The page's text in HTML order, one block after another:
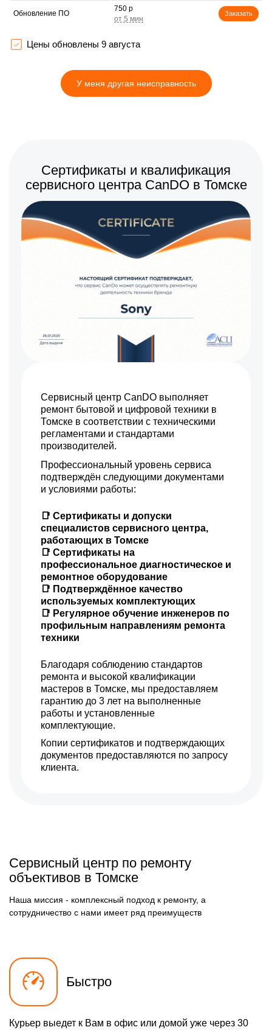
Обновление ПО
750 р
Заказать
Замена корпуса
Замена узла диафрагмы
1200 р
Ремонт узла автофокуса Заказать
Замена переходных
1200 р
Устранение механических
повреждений
Заказать
Ремонт электроники Заказать
800 р
Протяжка соединений
трансфокатора
1150 р
900 р
Цены обновлены 9 августа
У меня другая неисправность
Сертификаты и квалификация
сервисного центра CanDO в Томске
Сервисный центр CanDO выполняет
ремонт бытовой и цифровой техники в
Томске в соответствии с техническими
регламентами и стандартами
производителей.
Профессиональный уровень сервиса
подтверждён следующими документами
и условиями работы:
📑 Сертификаты и допуски
специалистов сервисного центра,
работающих в Томске
📑 Сертификаты на
профессиональное диагностическое и
ремонтное оборудование
📑 Подтверждённое качество
используемых комплектующих
📑 Регулярное обучение инженеров по
профильным направлениям ремонта
техники
Благодаря соблюдению стандартов
ремонта и высокой квалификации
мастеров в Томске, мы предоставляем
гарантию до 3 лет на выполненные
работы и установленные
комплектующие.
Копии сертификатов и подтверждающих
документов предоставляются по запросу
клиента.
Сервисный центр по ремонту
объективов в Томске
Наша миссия - комплексный подход к ремонту, а
сотрудничество с нами имеет ряд преимуществ
Быстро
Курьер выедет к Вам в офис или домой уже через 30